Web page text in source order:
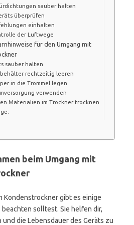
sauber halten
überprüfen
einhalten
der Luftwege
für den Umgang mit
sauber halten
rechtzeitig leeren
in die Trommel legen
verwenden
Materialien im Trockner trocknen
beim Umgang mit
Kondenstrockner gibt es einige
solltest. Sie helfen dir,
die Lebensdauer des Geräts zu